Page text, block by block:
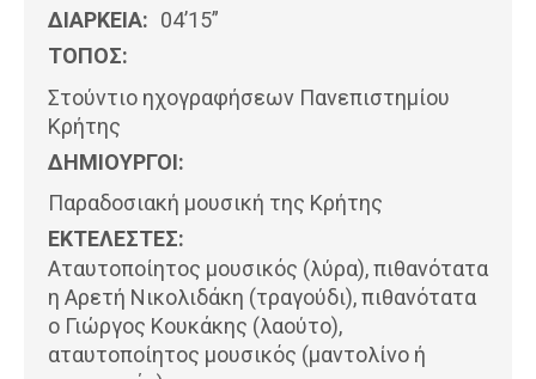
ΔΙΑΡΚΕΙΑ: 04’15”
ΤΟΠΟΣ:
Στούντιο ηχογραφήσεων Πανεπιστημίου
Κρήτης
ΔΗΜΙΟΥΡΓΟΙ:
Παραδοσιακή μουσική της Κρήτης
ΕΚΤΕΛΕΣΤΕΣ:
Αταυτοποίητος μουσικός (λύρα), πιθανότατα
η Αρετή Νικολιδάκη (τραγούδι), πιθανότατα
ο Γιώργος Κουκάκης (λαούτο),
αταυτοποίητος μουσικός (μαντολίνο ή